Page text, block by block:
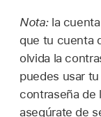
Nota: la
que tu cuenta
olvida la
puedes usar
contraseña de
asegúrate de